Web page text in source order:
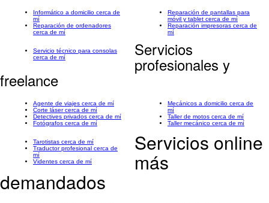
Informático a domicilio cerca de
mí
Reparación de ordenadores
cerca de mí
Reparación de pantallas para
móvil y tablet cerca de mí
Reparación impresoras cerca de
mí
Servicio técnico para consolas
cerca de mí
Servicios
profesionales y
freelance
Agente de viajes cerca de mí
Corte láser cerca de mí
Detectives privados cerca de mí
Fotógrafos cerca de mí
Mecánicos a domicilio cerca de
mí
Taller de motos cerca de mí
Taller mecánico cerca de mí
Tarotistas cerca de mí
Traductor profesional cerca de
mí
Videntes cerca de mí
Servicios online
más
demandados